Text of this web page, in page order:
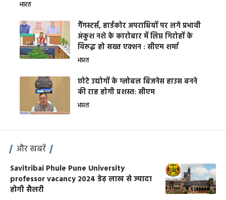
भारत
गैंगस्टर्स, हार्डकोर अपराधियों पर लगे प्रभावी
अंकुश नशे के कारोबार में लिप्त गिरोहों के
विरूद्ध हो सख्त एक्शन : सीएम शर्मा
भारत
छोटे उद्योगों के ग्लोबल बिजनेस हाउस बनने
की राह होगी प्रशस्त: सीएम
भारत
और खबरें
Savitribai Phule Pune University
professor vacancy 2024 डेढ़ लाख से ज्यादा
होगी सैलरी